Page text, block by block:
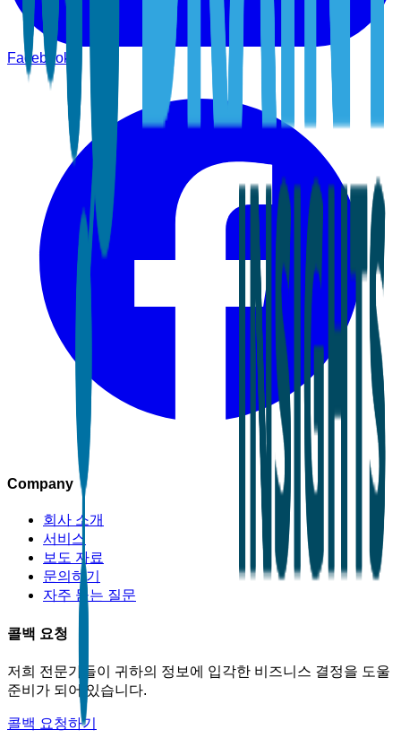
Facebook
Company
회사 소개
서비스
보도 자료
문의하기
자주 묻는 질문
콜백 요청
저희 전문가들이 귀하의 정보에 입각한 비즈니스 결정을 도울
준비가 되어 있습니다.
콜백 요청하기